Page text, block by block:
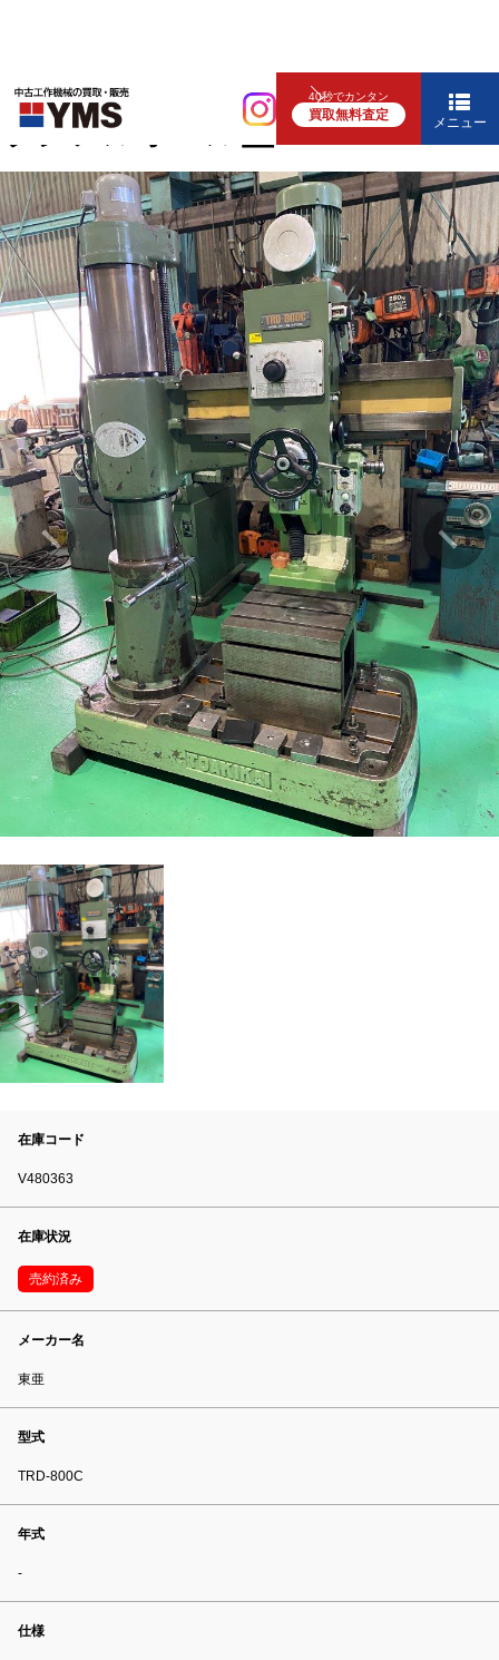
40秒でカンタン
買取無料査定 メニュー
中ぐり・ボール盤
ラジアルボール盤
在庫コード
V480363
在庫状況
売約済み
メーカー名
東亜
型式
TRD-800C
年式
-
仕様